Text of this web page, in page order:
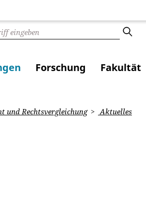
Forschung Fakultät
und Rechtsvergleichung
Aktuelles